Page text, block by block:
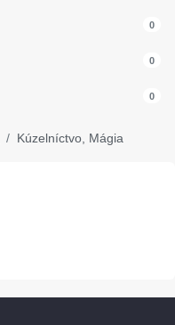
0
0
0
Kúzelníctvo, Mágia